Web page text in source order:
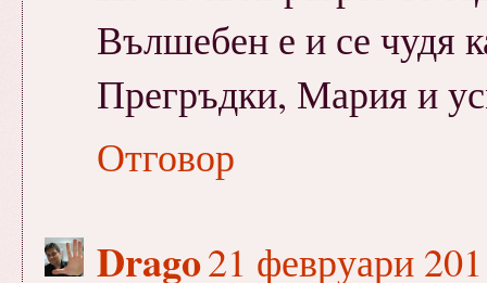
Вълшебен е и се чудя
Прегръдки, Мария и
Отговор
Drago21 февруари